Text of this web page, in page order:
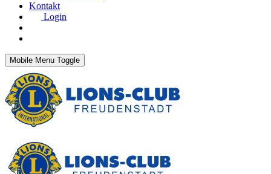
Kontakt
Login
Mobile Menu Toggle